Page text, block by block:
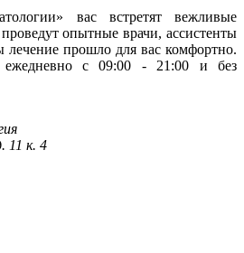
вас встретят вежливые
опытные врачи, ассистенты
лечение прошло для вас комфортно.
с 09:00 - 21:00 и без
11 к. 4